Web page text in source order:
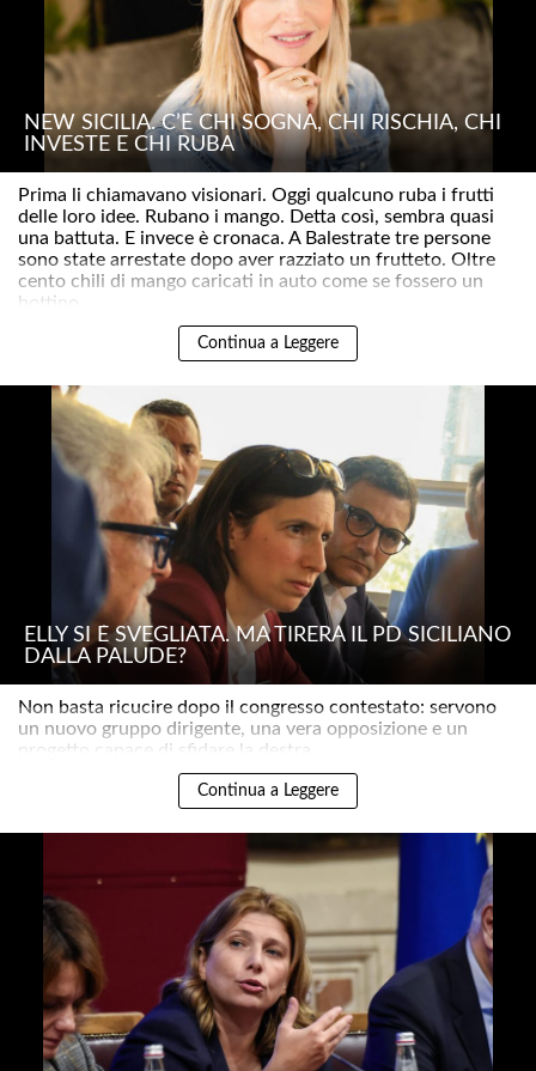
NEW SICILIA. C’È CHI SOGNA, CHI RISCHIA, CHI
INVESTE E CHI RUBA
Prima li chiamavano visionari. Oggi qualcuno ruba i frutti
delle loro idee. Rubano i mango. Detta così, sembra quasi
una battuta. E invece è cronaca. A Balestrate tre persone
sono state arrestate dopo aver razziato un frutteto. Oltre
cento chili di mango caricati in auto come se fossero un
bottino..
Continua a Leggere
ELLY SI È SVEGLIATA. MA TIRERÀ IL PD SICILIANO
DALLA PALUDE?
Non basta ricucire dopo il congresso contestato: servono
un nuovo gruppo dirigente, una vera opposizione e un
progetto capace di sfidare la destra..
Continua a Leggere